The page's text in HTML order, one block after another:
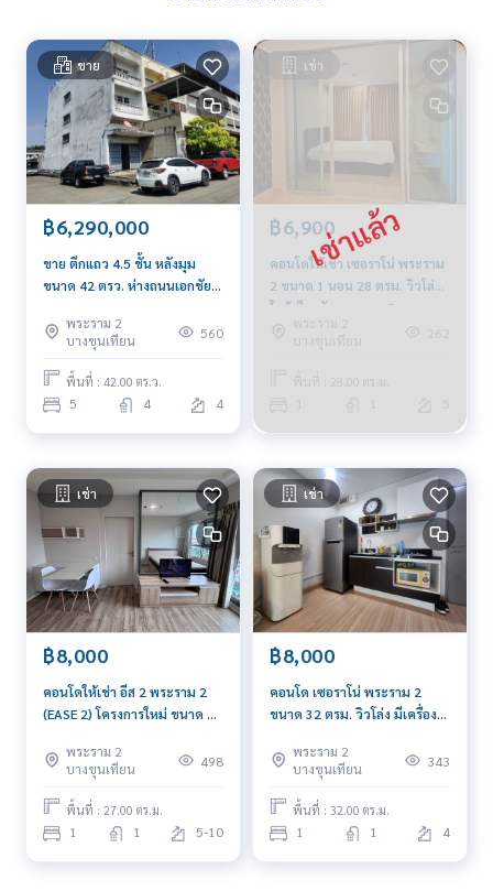
- สวนสาธารณะ
- รปภ., CCTV, อื่นๆ (Key Card)
Blue Connect Property (Property Resales & Leasing)
M:089-175-6462| E:BlueConnectProperty@gmail.com
Website : www.BlueConnectGroup.com
Facebook FanPage: @BlueConnectProperty
Line ID: @BlueConnect
ขาย
฿6,290,000
ขาย ตึกแถว 4.5 ชั้น หลังมุม
ขนาด 42 ตรว. ห่างถนนเอกชัย
สำนักงาน มีที่จอดรถเยอะ
พระราม 2
บางขุนเทียน
560
พื้นที่ : 42.00 ตร.ว.
5 4 4
เช่า
฿6,900
คอนโดให้เช่า เซอราโน่ พระราม
2 ขนาด 1 นอน 28 ตรม. วิวโล่ง
ใกล้เซ็ลทรัล พระราม 2.
พระราม 2
บางขุนเทียน
262
พื้นที่ : 28.00 ตร.ม.
1 1 5
เช่า
฿8,000
คอนโดให้เช่า อีส 2 พระราม 2
(EASE 2) โครงการใหม่ ขนาด 1
พระราม 2
บางขุนเทียน
498
พื้นที่ : 27.00 ตร.ม.
1 1 5-10
เช่า
฿8,000
คอนโด เซอราโน่ พระราม 2
ขนาด 32 ตรม. วิวโล่ง มีเครื่อง
พระราม 2
บางขุนเทียน
343
พื้นที่ : 32.00 ตร.ม.
1 1 4